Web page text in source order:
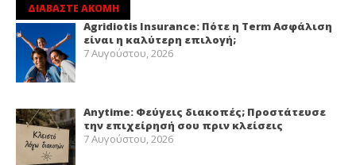
ΔΙΑΒΑΣΤΕ ΑΚΟΜΗ
Agridiotis Insurance: Πότε η Term Ασφάλιση
είναι η καλύτερη επιλογή;
7 Αυγούστου, 2026
Anytime: Φεύγεις διακοπές; Προστάτευσε
την επιχείρησή σου πριν κλείσεις
7 Αυγούστου, 2026